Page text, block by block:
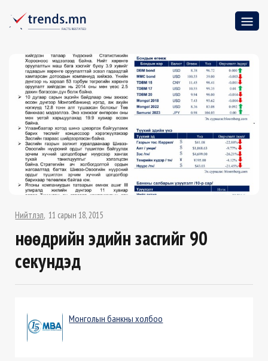
Нийтлэл 11 сарын 18, 2015
Өнөөдрийн эдийн засгийг 90
секундэд
Монголын банкны холбоо